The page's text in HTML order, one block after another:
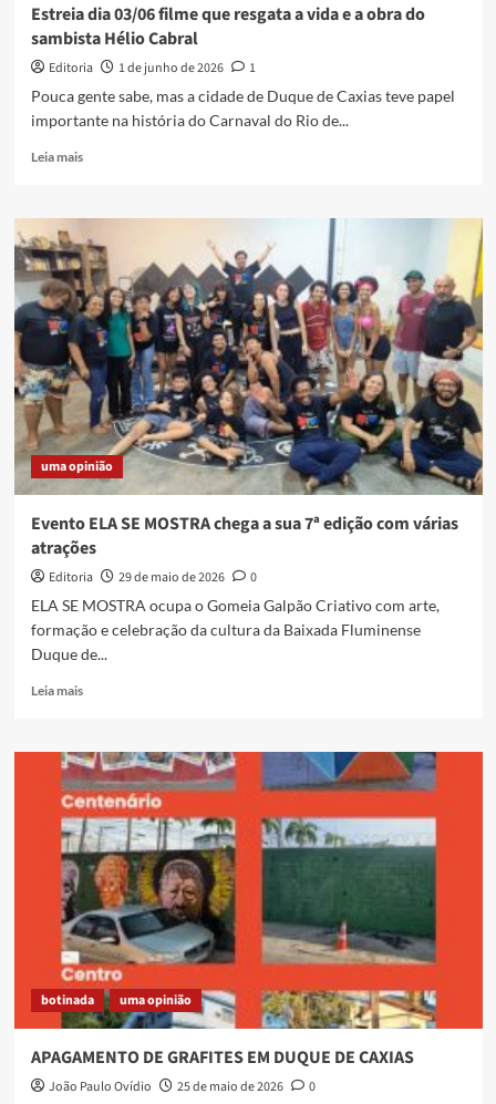
Estreia dia 03/06 filme que resgata a vida e a obra do
sambista Hélio Cabral
Editoria 1 de junho de 2026
1
Pouca gente sabe, mas a cidade de Duque de Caxias teve papel
importante na história do Carnaval do Rio de...
Leia maisRead
Estreia
dia
03/06
filme
que
resgata
a
vida
e
obra
do
sambista
uma opinião
Evento ELA SE MOSTRA chega a sua 7ª edição com várias
atrações
Editoria 29 de maio de 2026
0
ELA SE MOSTRA ocupa o Gomeia Galpão Criativo com arte,
formação e celebração da cultura da Baixada Fluminense
Duque de...
Leia maisRead
Evento
ELA
SE
MOSTRA
chega
a
sua
edição
com
várias
atrações
botinada uma opinião
APAGAMENTO DE GRAFITES EM DUQUE DE CAXIAS
João Paulo Ovídio 25 de maio de 2026
0